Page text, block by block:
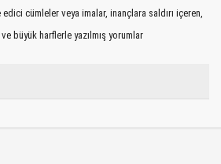
cümleler veya imalar, inançlara saldırı içeren,
büyük harflerle yazılmış yorumlar